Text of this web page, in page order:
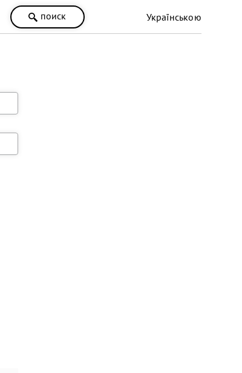
поиск Українською